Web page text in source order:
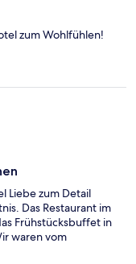
zum Wohlfühlen!
Liebe zum Detail
Das Restaurant im
Frühstücksbuffet in
waren vom